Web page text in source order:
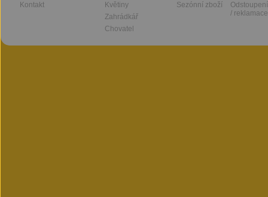
Kontakt
Květiny
Zahrádkář
Chovatel
Sezónní zboží
/ reklamace